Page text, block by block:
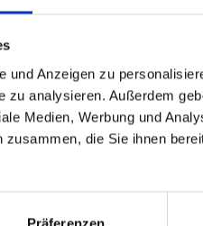
und Anzeigen zu
zu analysieren. Außerdem
Medien, Werbung und
die Sie ihnen